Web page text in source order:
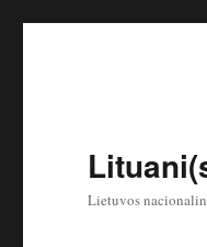
Lietuvos